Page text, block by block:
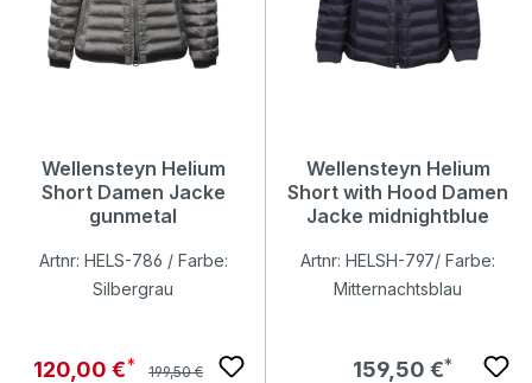
Wellensteyn Helium
Short Damen Jacke
gunmetal
Artnr: HELS-786 / Farbe:
Silbergrau
Verkaufspreis:
120,00 € Regulärer Preis:
199,50 €
Wellensteyn Helium
Short with Hood Damen
Jacke midnightblue
Artnr: HELSH-797/ Farbe:
Mitternachtsblau
Regulärer Preis:
159,50 €